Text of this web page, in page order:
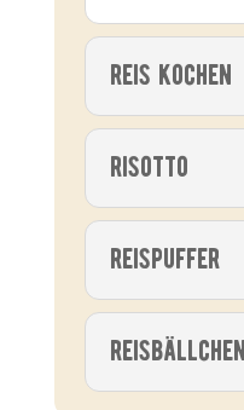
REIS KOCHEN
RISOTTO
REISPUFFER
REISBÄLLCHEN